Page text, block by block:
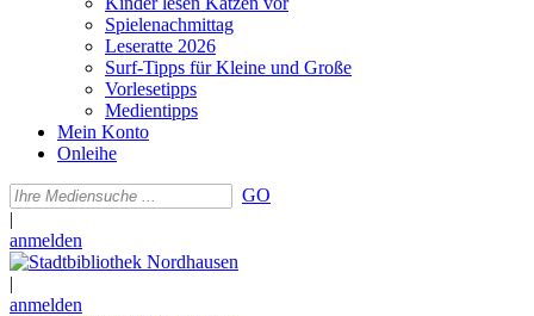
Spielenachmittag
Leseratte 2026
Surf-Tipps für Kleine und Große
Vorlesetipps
Medientipps
Mein Konto
Onleihe
GO
|
anmelden
|
anmelden